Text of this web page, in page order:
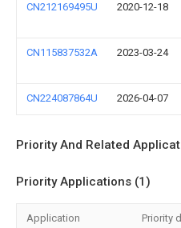
CN212169495U 2020-12-18
CN115837532A 2023-03-24
CN224087864U 2026-04-07
Priority And Related
Priority Applications (1)
Application Priority